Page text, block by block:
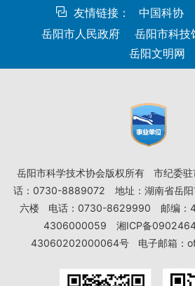
友情链接： 中国科协
岳阳市人民政府
岳阳市科技
岳阳文明网
岳阳市科学技术协会版权所有
市纪委
话：0730-8889072
地址：湖南省岳
六楼
电话：0730-8629990 邮编：
4306000059
湘ICP备
43060202000064号
电子邮箱：